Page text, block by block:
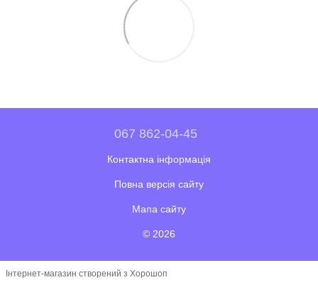
067 862-04-45
Контактна інформація
Повна версія сайту
Мапа сайту
© 2026
Інтернет-магазин створений з Хорошоп